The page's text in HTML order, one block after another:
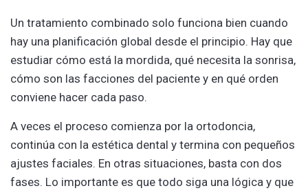
Un tratamiento combinado solo funciona bien cuando
hay una planificación global desde el principio. Hay que
estudiar cómo está la mordida, qué necesita la sonrisa,
cómo son las facciones del paciente y en qué orden
conviene hacer cada paso.
A veces el proceso comienza por la ortodoncia,
continúa con la estética dental y termina con pequeños
ajustes faciales. En otras situaciones, basta con dos
fases. Lo importante es que todo siga una lógica y que